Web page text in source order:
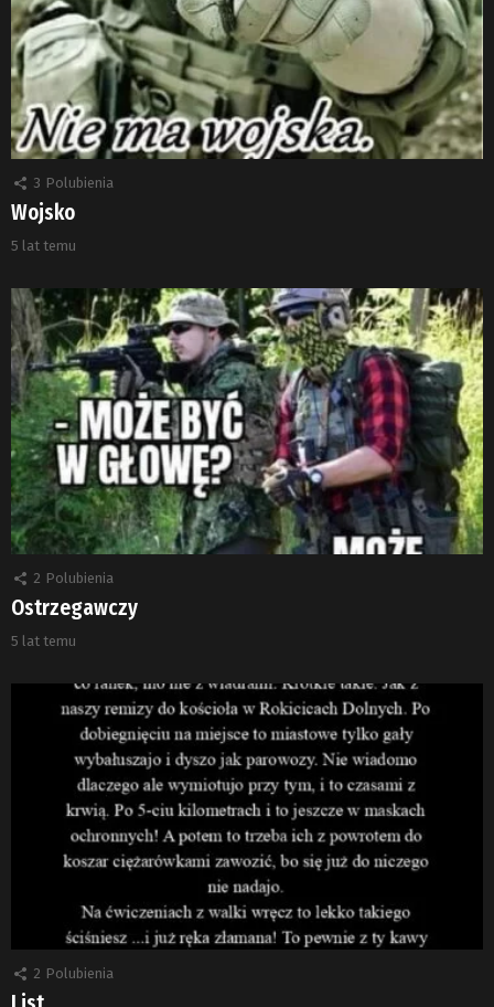
3 Polubienia
Wojsko
5 lat temu
2 Polubienia
Ostrzegawczy
5 lat temu
2 Polubienia